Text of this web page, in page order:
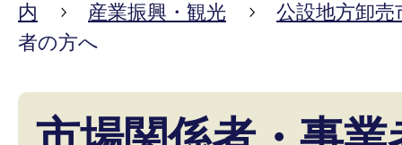
内
産業振興・観光
公設地方卸売
者の方へ